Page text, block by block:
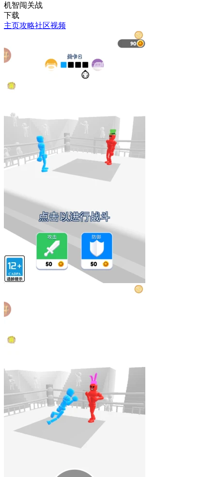
机智闯关战
下载
主页攻略社区视频